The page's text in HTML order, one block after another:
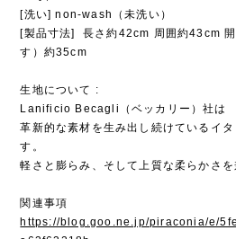
[洗い] non-wash（未洗い）
[製品寸法] 長さ約42cm 周囲約43cm 開
す）約35cm
生地について :
Lanificio Becagli（ベッカリー）社は
革新的な素材を生み出し続けているイ
す。
軽さと膨らみ、そして上質な柔らかさを
関連事項
https://blog.goo.ne.jp/piraconia/e/